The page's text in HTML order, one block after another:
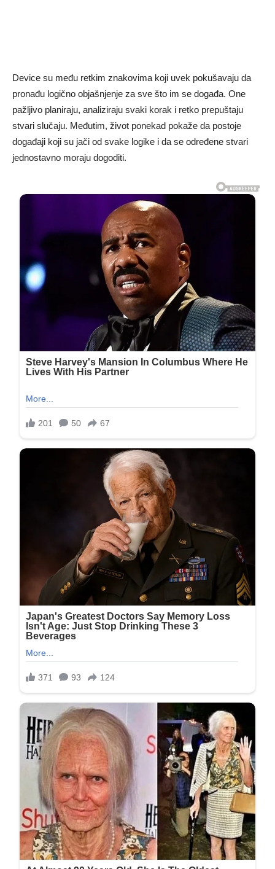
Device su među retkim znakovima koji uvek pokušavaju da
pronađu logično objašnjenje za sve što im se događa. One
pažljivo planiraju, analiziraju svaki korak i retko prepuštaju
stvari slučaju. Međutim, život ponekad pokaže da postoje
događaji koji su jači od svake logike i da se određene stvari
jednostavno moraju dogoditi.